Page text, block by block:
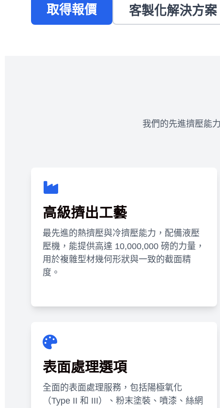
取得報價 客製化解決方案
我們的先進擠壓能
高級擠出工藝
最先進的熱擠壓與冷擠壓能力，配備液壓
壓機，能提供高達 10,000,000 磅的力量，
用於複雜型材幾何形狀與一致的截面精
度。
表面處理選項
全面的表面處理服務，包括陽極氧化
（Type II 和 III）、粉末塗裝、噴漆、絲網